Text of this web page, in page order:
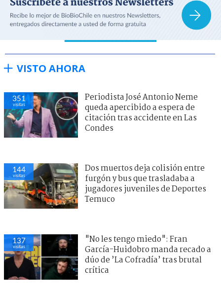
VISTO AHORA
351
visitas
Periodista José Antonio Neme
queda apercibido a espera de
citación tras accidente en Las
Condes
144
visitas
Dos muertos deja colisión entre
furgón y bus que trasladaba a
jugadores juveniles de Deportes
Temuco
137
visitas
"No les tengo miedo": Fran
García-Huidobro manda recado a
dúo de ’La Cofradía’ tras brutal
crítica